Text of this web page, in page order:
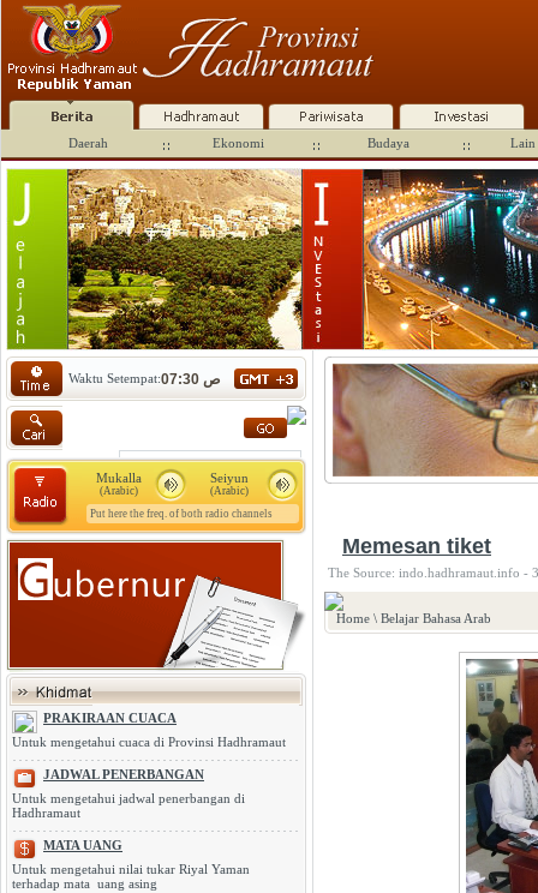
Daerah Ekonomi Budaya Lain
Waktu Setempat: 07:30 ص
Seiyun
(Arabic)
Mukalla
(Arabic)
Put here the freq. of both radio channels
PRAKIRAAN CUACA
Untuk mengetahui cuaca di Provinsi Hadhramaut
JADWAL PENERBANGAN
Untuk mengetahui jadwal penerbangan di
Hadhramaut
MATA UANG
Untuk mengetahui nilai tukar Riyal Yaman
terhadap mata uang asing
Memesan tiket
The Source: indo.hadhramaut.info -
Home \ Belajar Bahasa Arab